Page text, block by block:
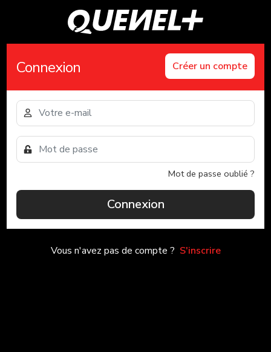
Connexion Créer un compte
Mot de passe oublié ?
Connexion
Vous n'avez pas de compte ? S'inscrire